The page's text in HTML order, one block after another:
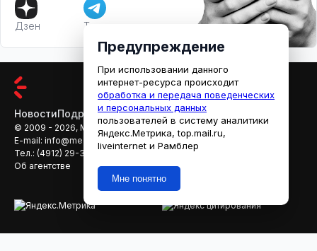
Дзен Телеграм
НовостиПодробностиАфишаКино
© 2009 - 2026, МЕДИАРЯЗАНЬ
E-mail: info@mediaryazan.ru
reklama@mediaryazan.ru
Тел.: (4912) 29-33-66
Об агентстве
Предупреждение
При использовании данного
интернет-ресурса происходит
обработка и передача поведенческих
и персональных данных
пользователей в систему аналитики
Яндекс.Метрика, top.mail.ru,
liveinternet и Рамблер
Мне понятно